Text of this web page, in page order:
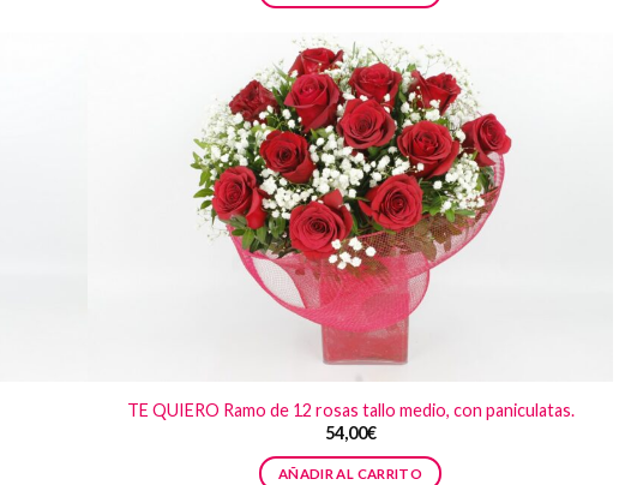
TE QUIERO Ramo de 12 rosas tallo medio, con paniculatas.
54,00€
AÑADIR AL CARRITO